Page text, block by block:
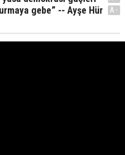
gebe” -- Ayşe Hür
A-